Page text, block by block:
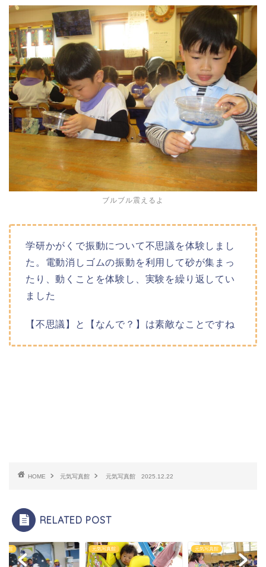
ブルブル震えるよ
学研かがくで振動について不思議を体験しまし
た。電動消しゴムの振動を利用して砂が集まっ
たり、動くことを体験し、実験を繰り返してい
ました
【不思議】と【なんで？】は素敵なことですね
HOME 元気写真館 元気写真館 2025.12.22
RELATED POST
真館 元気写真館 元気写真館